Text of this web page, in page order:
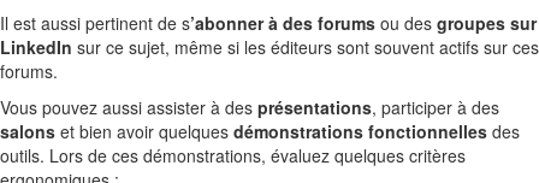
Il est aussi pertinent de s’abonner à des forums ou des groupes sur
LinkedIn sur ce sujet, même si les éditeurs sont souvent actifs sur ces
forums.
Vous pouvez aussi assister à des présentations, participer à des
salons et bien avoir quelques démonstrations fonctionnelles des
outils. Lors de ces démonstrations, évaluez quelques critères